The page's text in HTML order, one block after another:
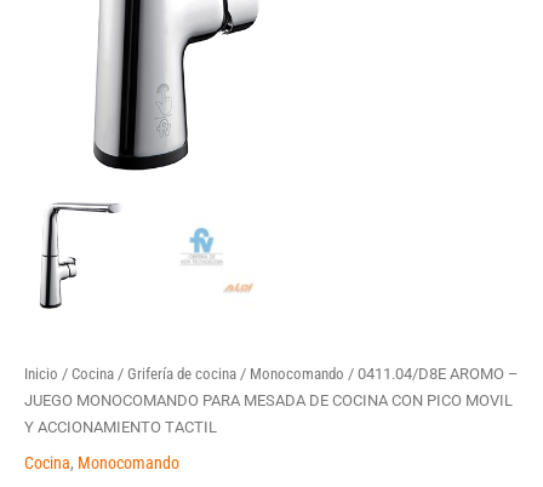
Inicio / Cocina / Grifería de cocina / Monocomando / 0411.04/D8E AROMO –
JUEGO MONOCOMANDO PARA MESADA DE COCINA CON PICO MOVIL
Y ACCIONAMIENTO TACTIL
Cocina, Monocomando